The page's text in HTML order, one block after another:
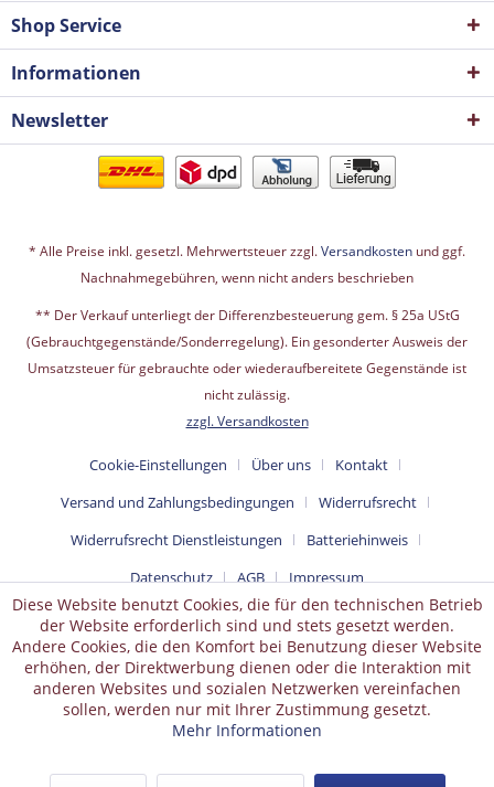
Shop Service
Informationen
Newsletter
* Alle Preise inkl. gesetzl. Mehrwertsteuer zzgl.Versandkosten und ggf.
Nachnahmegebühren, wenn nicht anders beschrieben
** Der Verkauf unterliegt der Differenzbesteuerung gem. § 25a UStG
(Gebrauchtgegenstände/Sonderregelung). Ein gesonderter Ausweis der
Umsatzsteuer für gebrauchte oder wiederaufbereitete Gegenstände ist
nicht zulässig.
zzgl. Versandkosten
Cookie-Einstellungen Über uns
Kontakt
Versand und Zahlungsbedingungen
Widerrufsrecht
Widerrufsrecht Dienstleistungen
Batteriehinweis
Datenschutz
AGB Impressum
Diese Website benutzt Cookies, die für den technischen Betrieb
der Website erforderlich sind und stets gesetzt werden.
Andere Cookies, die den Komfort bei Benutzung dieser Website
erhöhen, der Direktwerbung dienen oder die Interaktion mit
anderen Websites und sozialen Netzwerken vereinfachen
sollen, werden nur mit Ihrer Zustimmung gesetzt.
Mehr Informationen